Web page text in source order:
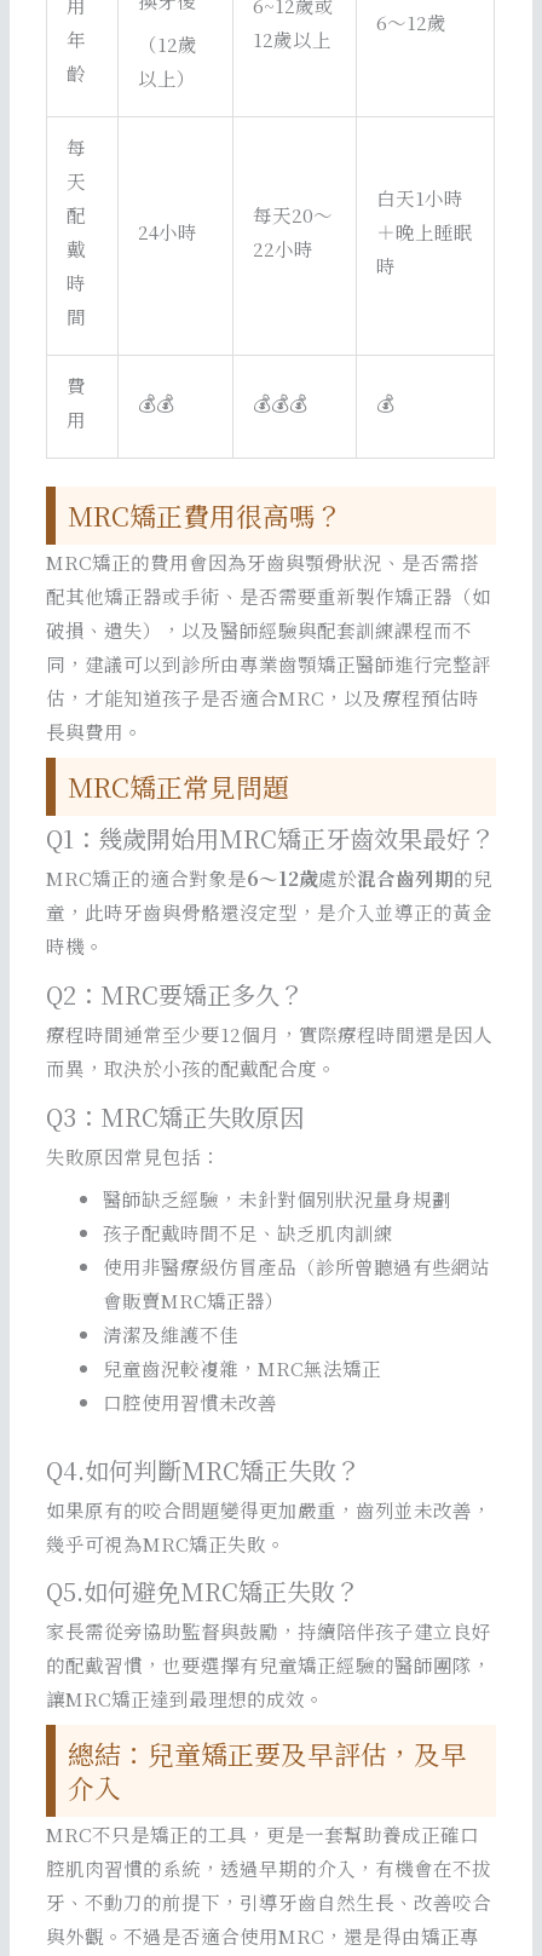
年
齡
（12歲
以上）
12歲以上
6～12歲
每
天
配
戴
時
間
24小時
每天20～
22小時
白天1小時
＋晚上睡眠
時
費
用
💰💰 💰💰💰 💰
MRC矯正費用很高嗎？
MRC矯正的費用會因為牙齒與顎骨狀況、是否需搭
配其他矯正器或手術、是否需要重新製作矯正器（如
破損、遺失），以及醫師經驗與配套訓練課程而不
同，建議可以到診所由專業齒顎矯正醫師進行完整評
估，才能知道孩子是否適合MRC，以及療程預估時
長與費用。
MRC矯正常見問題
Q1：幾歲開始用MRC矯正牙齒效果最好？
MRC矯正的適合對象是6～12歲處於混合齒列期的兒
童，此時牙齒與骨骼還沒定型，是介入並導正的黃金
時機。
Q2：MRC要矯正多久？
療程時間通常至少要12個月，實際療程時間還是因人
而異，取決於小孩的配戴配合度。
Q3：MRC矯正失敗原因
失敗原因常見包括：
醫師缺乏經驗，未針對個別狀況量身規劃
孩子配戴時間不足、缺乏肌肉訓練
使用非醫療級仿冒產品（診所曾聽過有些網站
會販賣MRC矯正器）
清潔及維護不佳
兒童齒況較複雜，MRC無法矯正
口腔使用習慣未改善
Q4.如何判斷MRC矯正失敗？
如果原有的咬合問題變得更加嚴重，齒列並未改善，
幾乎可視為MRC矯正失敗。
Q5.如何避免MRC矯正失敗？
家長需從旁協助監督與鼓勵，持續陪伴孩子建立良好
的配戴習慣，也要選擇有兒童矯正經驗的醫師團隊，
讓MRC矯正達到最理想的成效。
總結：兒童矯正要及早評估，及早
介入
MRC不只是矯正的工具，更是一套幫助養成正確口
腔肌肉習慣的系統，透過早期的介入，有機會在不拔
牙、不動刀的前提下，引導牙齒自然生長、改善咬合
與外觀。不過是否適合使用MRC，還是得由矯正專